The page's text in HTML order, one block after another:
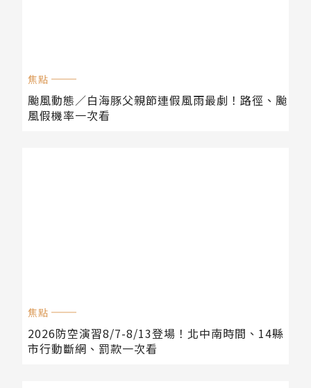
焦點
颱風動態／白海豚父親節連假風雨最劇！路徑、颱
風假機率一次看
焦點
2026防空演習8/7-8/13登場！北中南時間、14縣
市行動斷網、罰款一次看